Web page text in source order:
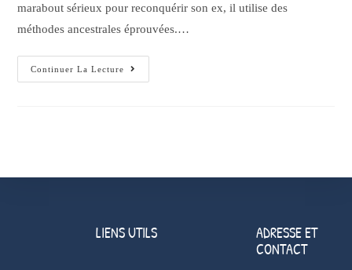
marabout sérieux pour reconquérir son ex, il utilise des
méthodes ancestrales éprouvées.…
Continuer La Lecture
LIENS UTILS
ADRESSE ET
CONTACT